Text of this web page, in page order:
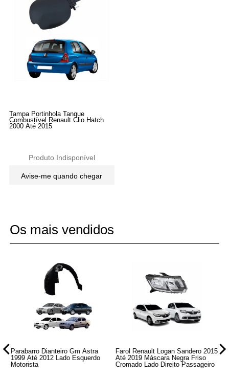
Tampa Portinhola Tanque
Combustível Renault Clio Hatch
2000 Até 2015
Produto Indisponível
Avise-me quando chegar
Os mais vendidos
Parabarro Dianteiro Gm Astra
1999 Até 2012 Lado Esquerdo
Motorista
Farol Renault Logan Sandero 2015
Até 2019 Máscara Negra Friso
Cromado Lado Direito Passageiro